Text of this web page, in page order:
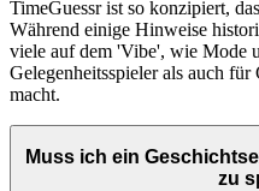
TimeGuessr ist so konzipiert,
Während einige Hinweise
viele auf dem 'Vibe', wie Mode
Gelegenheitsspieler als auch
macht.
Muss ich ein
zu